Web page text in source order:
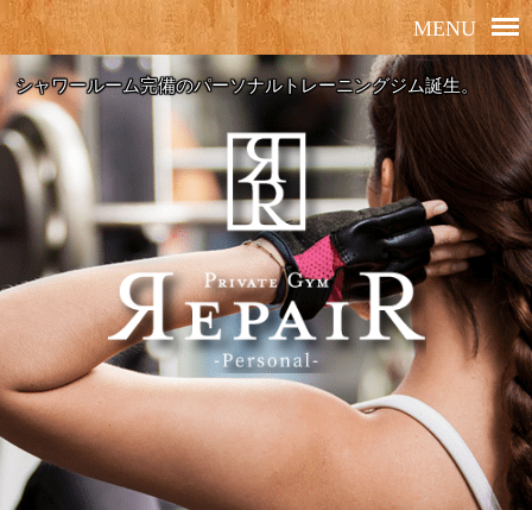
シャワールーム完備のパーソナルトレーニングジム誕生。